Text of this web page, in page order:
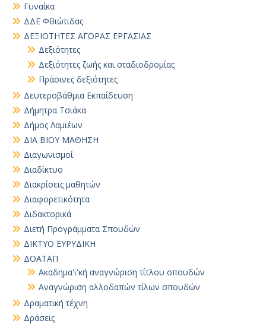
Γυναίκα
ΔΔΕ Φθιώτιδας
ΔΕΞΙΟΤΗΤΕΣ ΑΓΟΡΑΣ ΕΡΓΑΣΙΑΣ
Δεξιότητες
Δεξιότητες ζωής και σταδιοδρομίας
Πράσινες δεξιότητες
Δευτεροβάθμια Εκπαίδευση
Δήμητρα Τσιάκα
Δήμος Λαμιέων
ΔΙΑ ΒΙΟΥ ΜΑΘΗΣΗ
Διαγωνισμοί
Διαδίκτυο
Διακρίσεις μαθητών
Διαφορετικότητα
Διδακτορικά
Διετή Προγράμματα Σπουδών
ΔΙΚΤΥΟ ΕΥΡΥΔΙΚΗ
ΔΟΑΤΑΠ
Ακαδημα'ι'κή αναγνώριση τίτλου σπουδών
Αναγνώριση αλλοδαπών τίλων σπουδών
Δραματική τέχνη
Δράσεις